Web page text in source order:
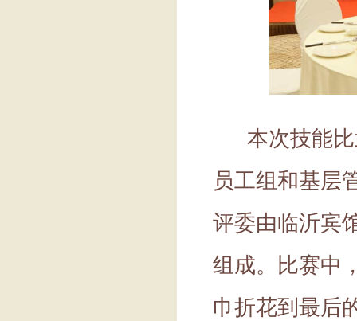
本次技能
员工组和基层
评委由临沂宾
组成。比赛中
巾折花到最后